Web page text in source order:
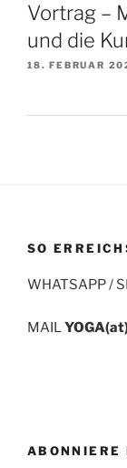
Vortrag –
und die
18. FEBRUAR
SO
WHATSAPP /
MAIL
ABONNIERE